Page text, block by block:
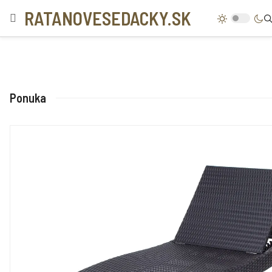
RATANOVESEDACKY.SK
Ponuka